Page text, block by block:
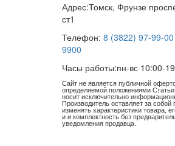
Адрес:Томск, Фрунзе
ст1
Телефон: 8 (3822) 97-99-00
9900
Часы работы:пн-вс 10:00-
Сайт не является публичной
определяемой положениями
носит исключительно
Производитель оставляет за собой
изменять характеристики товара,
и и комплектность без
уведомления продавца.